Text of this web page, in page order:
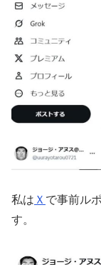
私は Ｘ で事前ル
す。